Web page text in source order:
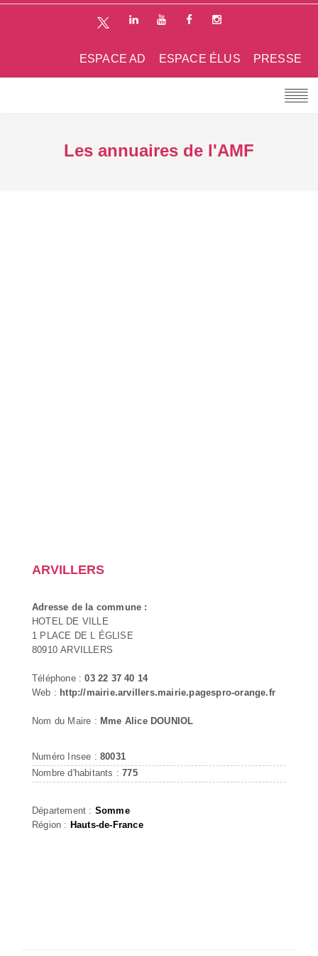
PRESSE
ESPACE ÉLUS
ESPACE AD
Les annuaires de l'AMF
ARVILLERS
Adresse de la commune :
HOTEL DE VILLE
1 PLACE DE L ÉGLISE
80910 ARVILLERS
Téléphone :03 22 37 40 14
Web : http://mairie.arvillers.mairie.pagespro-orange.fr
Nom du Maire : Mme Alice DOUNIOL
Numéro Insee : 80031
Nombre d'habitants :775
Département : Somme
Région : Hauts-de-France